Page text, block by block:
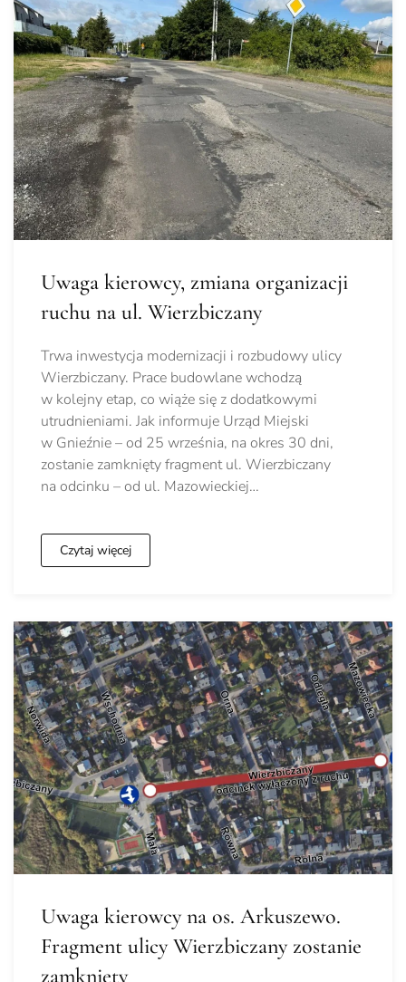
Uwaga kierowcy, zmiana organizacji
ruchu na ul. Wierzbiczany
Trwa inwestycja modernizacji i rozbudowy ulicy
Wierzbiczany. Prace budowlane wchodzą
w kolejny etap, co wiąże się z dodatkowymi
utrudnieniami. Jak informuje Urząd Miejski
w Gnieźnie – od 25 września, na okres 30 dni,
zostanie zamknięty fragment ul. Wierzbiczany
na odcinku – od ul. Mazowieckiej…
Czytaj więcej
Uwaga kierowcy na os. Arkuszewo.
Fragment ulicy Wierzbiczany zostanie
zamknięty